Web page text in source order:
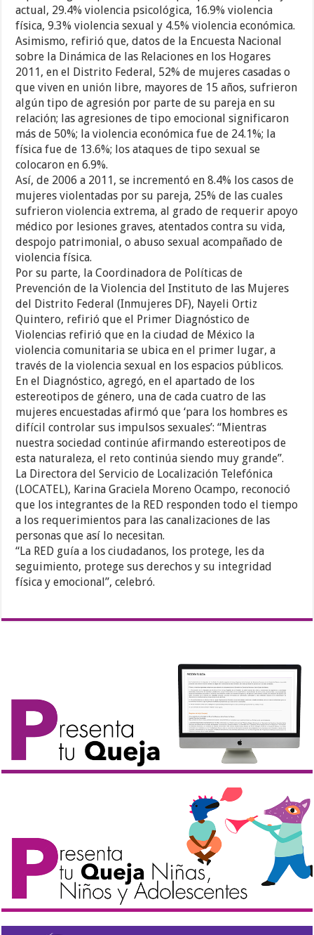
actual, 29.4% violencia psicológica, 16.9% violencia
física, 9.3% violencia sexual y 4.5% violencia económica.
Asimismo, refirió que, datos de la Encuesta Nacional
sobre la Dinámica de las Relaciones en los Hogares
2011, en el Distrito Federal, 52% de mujeres casadas o
que viven en unión libre, mayores de 15 años, sufrieron
algún tipo de agresión por parte de su pareja en su
relación; las agresiones de tipo emocional significaron
más de 50%; la violencia económica fue de 24.1%; la
física fue de 13.6%; los ataques de tipo sexual se
colocaron en 6.9%.
Así, de 2006 a 2011, se incrementó en 8.4% los casos de
mujeres violentadas por su pareja, 25% de las cuales
sufrieron violencia extrema, al grado de requerir apoyo
médico por lesiones graves, atentados contra su vida,
despojo patrimonial, o abuso sexual acompañado de
violencia física.
Por su parte, la Coordinadora de Políticas de
Prevención de la Violencia del Instituto de las Mujeres
del Distrito Federal (Inmujeres DF), Nayeli Ortiz
Quintero, refirió que el Primer Diagnóstico de
Violencias refirió que en la ciudad de México la
violencia comunitaria se ubica en el primer lugar, a
través de la violencia sexual en los espacios públicos.
En el Diagnóstico, agregó, en el apartado de los
estereotipos de género, una de cada cuatro de las
mujeres encuestadas afirmó que ‘para los hombres es
difícil controlar sus impulsos sexuales’: “Mientras
nuestra sociedad continúe afirmando estereotipos de
esta naturaleza, el reto continúa siendo muy grande”.
La Directora del Servicio de Localización Telefónica
(LOCATEL), Karina Graciela Moreno Ocampo, reconoció
que los integrantes de la RED responden todo el tiempo
a los requerimientos para las canalizaciones de las
personas que así lo necesitan.
“La RED guía a los ciudadanos, los protege, les da
seguimiento, protege sus derechos y su integridad
física y emocional”, celebró.